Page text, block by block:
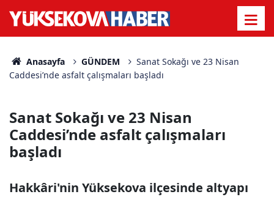
Anasayfa GÜNDEM
Sanat Sokağı ve 23 Nisan
Caddesi’nde asfalt çalışmaları başladı
Sanat Sokağı ve 23 Nisan
Caddesi’nde asfalt çalışmaları
başladı
Hakkâri'nin Yüksekova ilçesinde altyapı